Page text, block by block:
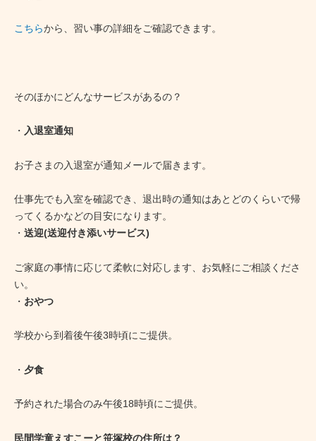
こちらから、習い事の詳細をご確認できます。
そのほかにどんなサービスがあるの？
・ 入退室通知
お子さまの入退室が通知メールで届きます。
仕事先でも入室を確認でき、退出時の通知はあとどのくらいで帰
ってくるかなどの目安になります。
・ 送迎(送迎付き添いサービス)
ご家庭の事情に応じて柔軟に対応します、お気軽にご相談くださ
い。
・ おやつ
学校から到着後午後3時頃にご提供。
・ 夕食
予約された場合のみ午後18時頃にご提供。
民間学童えすこーと笹塚校の住所は？